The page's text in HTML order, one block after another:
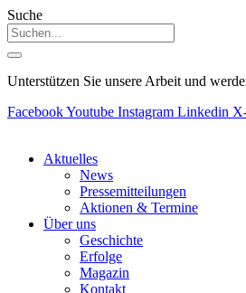
Suche
Unterstützen Sie unsere Arbeit und
FacebookYoutube Instagram Linkedin
Aktuelles
News
Pressemitteilungen
Aktionen & Termine
Über uns
Geschichte
Erfolge
Magazin
Kontakt